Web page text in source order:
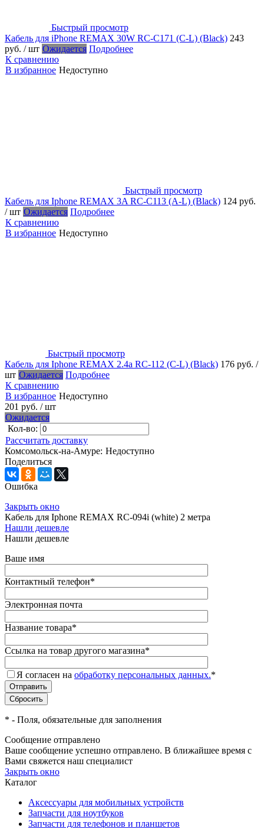
Быстрый просмотр
Кабель для iPhone REMAX 30W RC-C171 (C-L) (Black) 243
руб. / шт Ожидается Подробнее
К сравнению
В избранное Недоступно
Быстрый просмотр
Кабель для Iphone REMAX 3A RC-C113 (A-L) (Black) 124 руб.
/ шт Ожидается Подробнее
К сравнению
В избранное Недоступно
Быстрый просмотр
Кабель для Iphone REMAX 2.4a RC-112 (C-L) (Black) 176 руб. /
шт Ожидается Подробнее
К сравнению
В избранное Недоступно
201 руб. / шт
Ожидается
Кол-во:
Рассчитать доставку
Комсомольск-на-Амуре: Недоступно
Поделиться
Ошибка
Закрыть окно
Кабель для Iphone REMAX RC-094i (white) 2 метра
Нашли дешевле
Нашли дешевле
Ваше имя
Контактный телефон*
Электронная почта
Название товара*
Ссылка на товар другого магазина*
Я согласен на обработку персональных данных.*
* - Поля, обязательные для заполнения
Сообщение отправлено
Ваше сообщение успешно отправлено. В ближайшее время с
Вами свяжется наш специалист
Закрыть окно
Каталог
Аксессуары для мобильных устройств
Запчасти для ноутбуков
Запчасти для телефонов и планшетов